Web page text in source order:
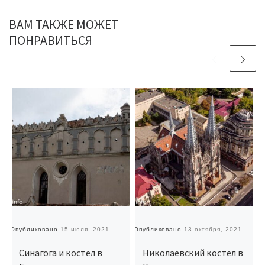
ВАМ ТАКЖЕ МОЖЕТ
ПОНРАВИТЬСЯ
Опубликовано 15 июля, 2021
Синагога и костел в
Опубликовано 13 октября, 2021
Николаевский костел в